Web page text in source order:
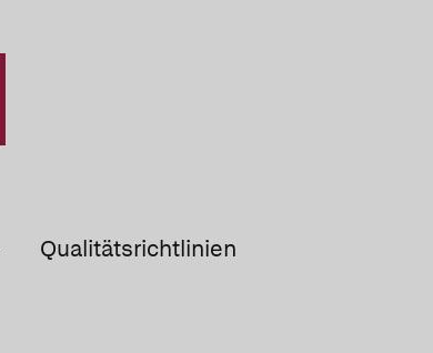
Qualitätsrichtlinien